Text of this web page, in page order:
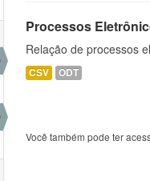
Processos
Relação de processos
CSV ODT
Você também pode ter